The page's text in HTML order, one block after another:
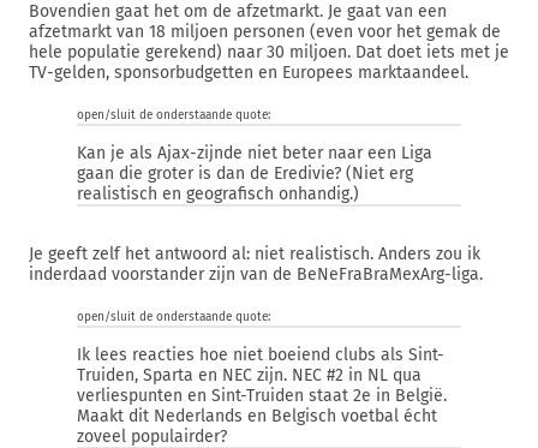
Bovendien gaat het om de afzetmarkt. Je gaat van een
afzetmarkt van 18 miljoen personen (even voor het gemak de
hele populatie gerekend) naar 30 miljoen. Dat doet iets met je
TV-gelden, sponsorbudgetten en Europees marktaandeel.
open/sluit de onderstaande quote:
Kan je als Ajax-zijnde niet beter naar een Liga
gaan die groter is dan de Eredivie? (Niet erg
realistisch en geografisch onhandig.)
Je geeft zelf het antwoord al: niet realistisch. Anders zou ik
inderdaad voorstander zijn van de BeNeFraBraMexArg-liga.
open/sluit de onderstaande quote:
Ik lees reacties hoe niet boeiend clubs als Sint-
Truiden, Sparta en NEC zijn. NEC #2 in NL qua
verliespunten en Sint-Truiden staat 2e in België.
Maakt dit Nederlands en Belgisch voetbal écht
zoveel populairder?